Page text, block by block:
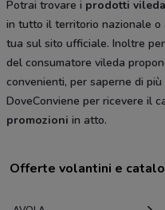
Potrai trovare i prodotti vileda
in tutto il territorio nazionale o
tua sul sito ufficiale. Inoltre
del consumatore vileda
convenienti, per saperne di
DoveConviene per ricevere il
promozioni in atto.
Offerte volantini e